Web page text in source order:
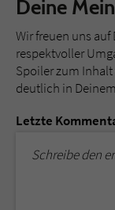
Deine
Wir freuen uns
respektvoller
Spoiler zum
deutlich in
Letzte
Schreibe den